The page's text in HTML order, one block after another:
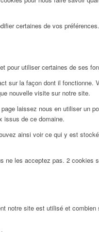
certaines de vos
pour utiliser certaines de ses
sur la façon dont il
nouvelle visite sur notre site.
laissez nous en utiliser un
issus de ce domaine.
ainsi voir ce qui y est
les acceptez pas. 2
site est utilisé et